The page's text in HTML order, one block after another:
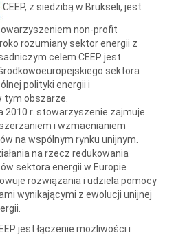
CEEP, z siedzibą w Brukseli, jest
non-profit
rozumiany sektor energii z
celem CEEP jest
sektora
polityki energii i
tym obszarze.
2010 r. stowarzyszenie zajmuje
i wzmacnianiem
na wspólnym rynku unijnym.
na rzecz redukowania
sektora energii w Europie
rozwiązania i udziela pomocy
wynikającymi z ewolucji unijnej
jest łączenie możliwości i